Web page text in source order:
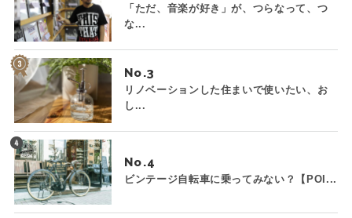
「ただ、音楽が好き」が、つらなって、つ
な...
No.
リノベーションした住まいで使いたい、お
し...
No.
ビンテージ自転車に乗ってみない？【POI...